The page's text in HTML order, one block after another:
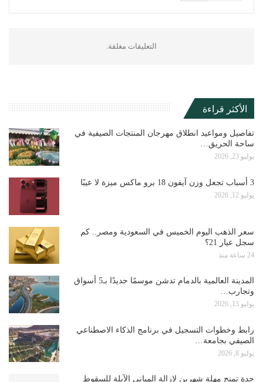
التعليقات مغلقة.
الأكثر قراءة
تفاصيل ومواعيد انطلاق مهرجان المنتجات الصيفية في
ساحة الحريق…
يوليو 23, 2026
3 أسباب تجعل وزن آيفون 18 برو ماكس ميزة لا عيبًا
يوليو 12, 2026
سعر الذهب اليوم الخميس في السعودية ومصر.. كم
سجل عيار 21؟
24 ساعة منذ
المدينة العالمية بالدمام تدشن موسمًا جديدًا بـ5 أسواق
وتجارب…
يوليو 13, 2026
رابط وخطوات التسجيل في برنامج الذكاء الاصطناعي
الصيفي بجامعة…
يوليو 8, 2026
جدة تمنح مهلة شهرين لإزالة المباني الآيلة للسقوط